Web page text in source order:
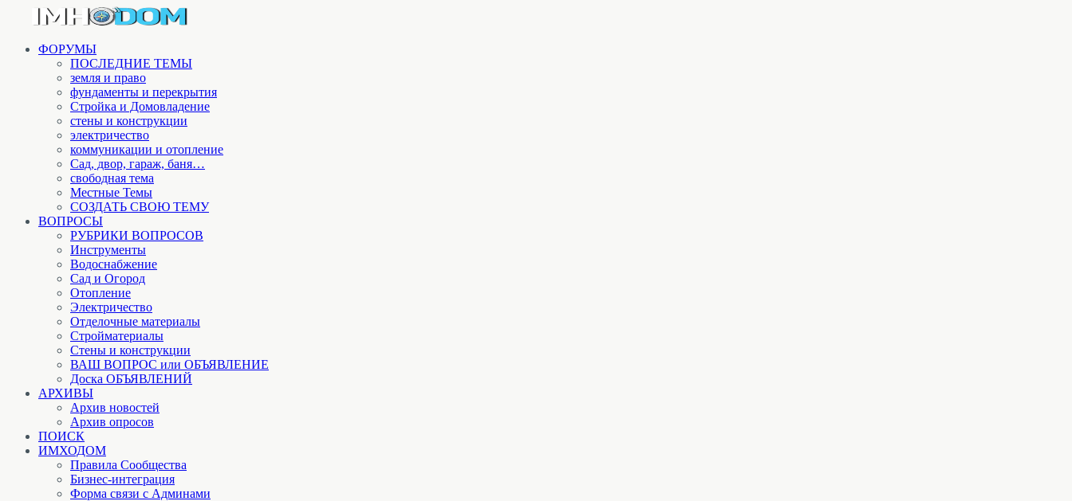
ФОРУМЫ
ПОСЛЕДНИЕ ТЕМЫ
земля и право
фундаменты и перекрытия
Стройка и Домовладение
стены и конструкции
электричество
коммуникации и отопление
Cад, двор, гараж, баня…
свободная тема
Местные Темы
СОЗДАТЬ СВОЮ ТЕМУ
ВОПРОСЫ
РУБРИКИ ВОПРОСОВ
Инструменты
Водоснабжение
Сад и Огород
Отопление
Электричество
Отделочные материалы
Стройматериалы
Стены и конструкции
ВАШ ВОПРОС или ОБЪЯВЛЕНИЕ
Доска ОБЪЯВЛЕНИЙ
АРХИВЫ
Архив новостей
Архив опросов
ПОИСК
ИМХОДОМ
Правила Сообщества
Бизнес-интеграция
Форма связи с Админами